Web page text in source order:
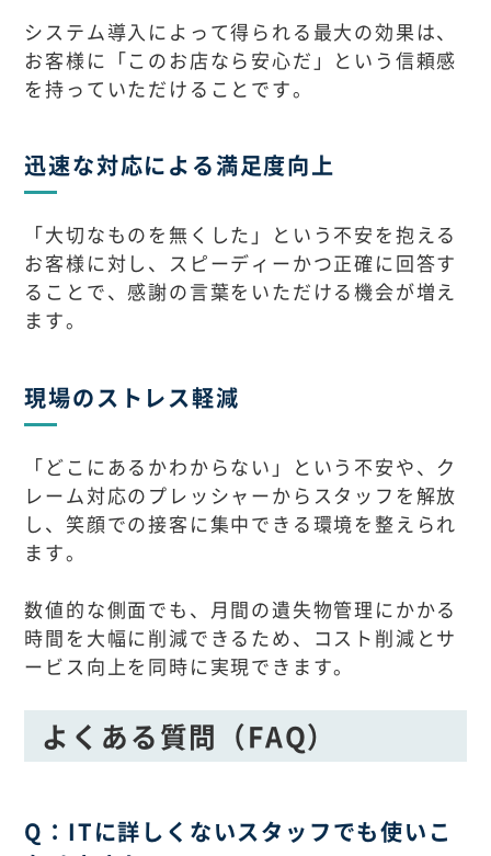
システム導入によって得られる最大の効果は、
お客様に「このお店なら安心だ」という信頼感
を持っていただけることです。
迅速な対応による満足度向上
「大切なものを無くした」という不安を抱える
お客様に対し、スピーディーかつ正確に回答す
ることで、感謝の言葉をいただける機会が増え
ます。
現場のストレス軽減
「どこにあるかわからない」という不安や、ク
レーム対応のプレッシャーからスタッフを解放
し、笑顔での接客に集中できる環境を整えられ
ます。
数値的な側面でも、月間の遺失物管理にかかる
時間を大幅に削減できるため、コスト削減とサ
ービス向上を同時に実現できます。
よくある質問（FAQ）
Q：ITに詳しくないスタッフでも使いこ